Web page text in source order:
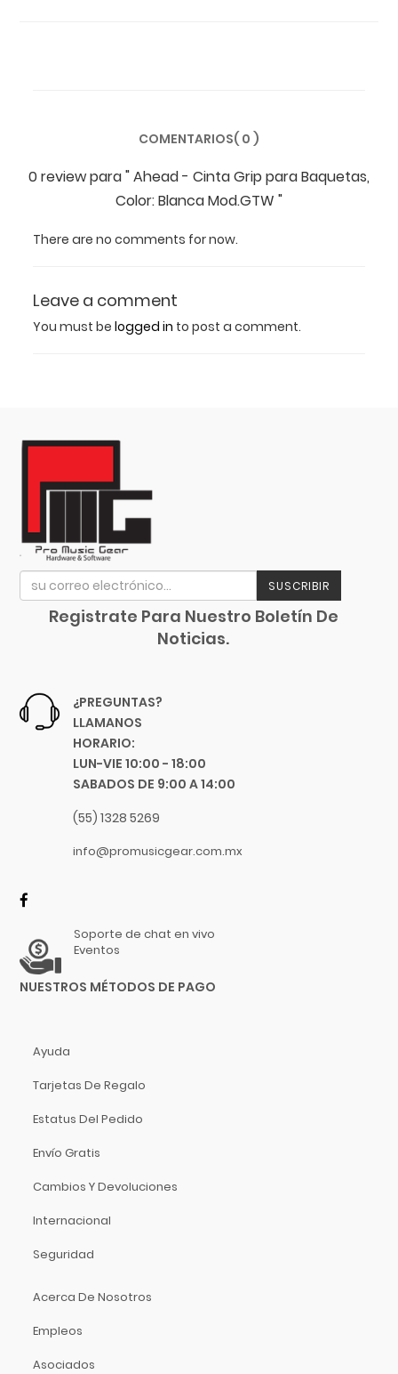
COMENTARIOS( 0 )
0 reviewpara" Ahead - Cinta Grip para Baquetas,
Color: Blanca Mod.GTW "
There are no comments for now.
Leave a comment
You must belogged in to post a comment.
SUSCRIBIR
Registrate Para Nuestro Boletín De
Noticias.
¿PREGUNTAS?
LLAMANOS
HORARIO:
LUN-VIE 10:00 - 18:00
SABADOS DE 9:00 A 14:00
(55) 1328 5269
info@promusicgear.com.mx
Soporte de chat en vivo
Eventos
NUESTROS MÉTODOS DE PAGO
Ayuda
Tarjetas De Regalo
Estatus Del Pedido
Envío Gratis
Cambios Y Devoluciones
Internacional
Seguridad
Acerca De Nosotros
Empleos
Asociados